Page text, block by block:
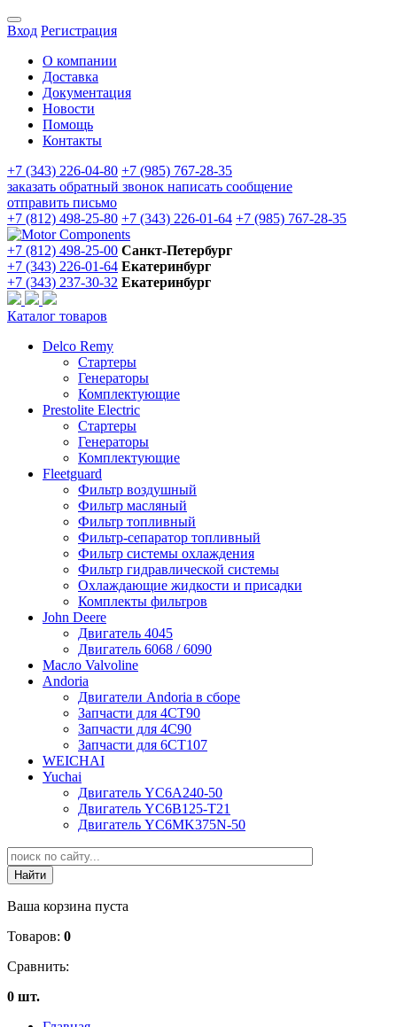
Вход Регистрация
О компании
Доставка
Документация
Новости
Помощь
Контакты
+7 (343) 226-04-80 +7 (985) 767-28-35
заказать обратный звонок написать сообщение
отправить письмо
+7 (812) 498-25-80 +7 (343) 226-01-64 +7 (985) 767-28-35
+7 (812) 498-25-00 Санкт-Петербург
+7 (343) 226-01-64 Екатеринбург
+7 (343) 237-30-32 Екатеринбург
Каталог товаров
Delco Remy
Стартеры
Генераторы
Комплектующие
Prestolite Electric
Стартеры
Генераторы
Комплектующие
Fleetguard
Фильтр воздушный
Фильтр масляный
Фильтр топливный
Фильтр-сепаратор топливный
Фильтр системы охлаждения
Фильтр гидравлической системы
Охлаждающие жидкости и присадки
Комплекты фильтров
John Deere
Двигатель 4045
Двигатель 6068 / 6090
Масло Valvoline
Andoria
Двигатели Andoria в сборе
Запчасти для 4CT90
Запчасти для 4С90
Запчасти для 6CT107
WEICHAI
Yuchai
Двигатель YC6A240-50
Двигатель YC6B125-T21
Двигатель YC6MK375N-50
Ваша корзина пуста
Товаров: 0
Сравнить:
0 шт.